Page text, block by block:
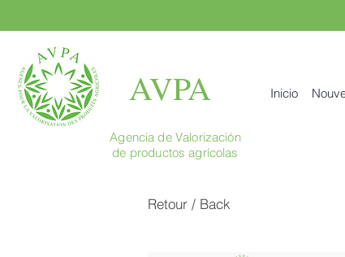
AVPA Inicio
Agencia de Valorización
de productos agrícolas
Retour / Back